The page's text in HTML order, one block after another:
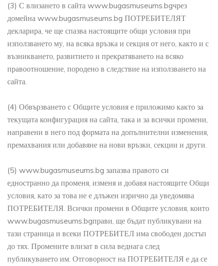
(3) С влизането в сайта www.bugasmuseums.bgчрез
домейна www.bugasmuseums.bg ПОТРЕБИТЕЛЯТ
декларира, че ще спазва настоящите общи условия при
използването му, на всяка връзка и секция от него, както и с
възникването, развитието и прекратяването на всяко
правоотношение, породено в следствие на използването на
сайта.
(4) Обвързването с Общите условия е приложимо както за
текущата конфигурация на сайта, така и за всички промени,
направени в него под формата на допълнителни изменения,
премахвания или добавяне на нови връзки, секции и други.
(5) www.bugasmuseums.bg запазва правото си
едностранно да променя, изменя и добавя настоящите Общи
условия, като за това не е длъжен изрично да уведомява
ПОТРЕБИТЕЛЯ. Всички промени в Общите условия, които
www.bugasmuseums.bgправи, ще бъдат публикувани на
тази страница и всеки ПОТРЕБИТЕЛ има свободен достъп
до тях. Промените влизат в сила веднага след
публикуването им. Отговорност на ПОТРЕБИТЕЛЯ е да се